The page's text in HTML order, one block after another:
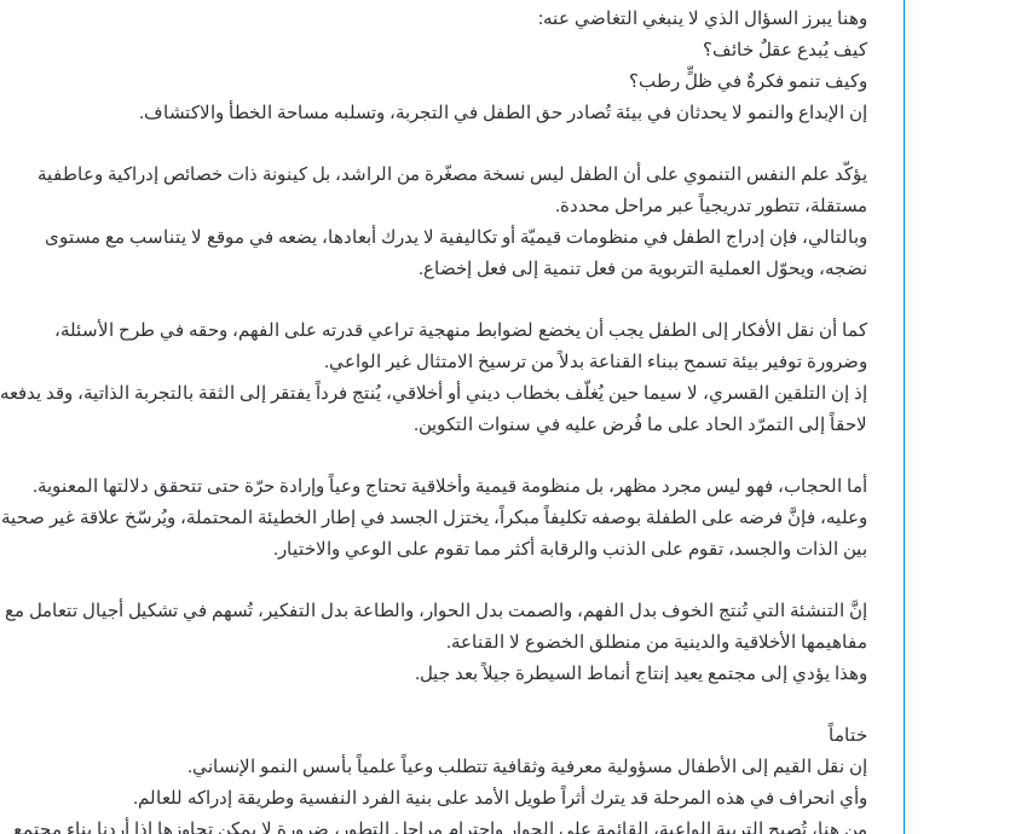
وهنا يبرز السؤال الذي لا ينبغي التغاضي عنه:
كيف يُبدع عقلٌ خائف؟
وكيف تنمو فكرةٌ في ظلٍّ رطب؟
إن الإبداع والنمو لا يحدثان في بيئة تُصادر حق الطفل في التجربة، وتسلبه مساحة الخطأ والاكتشاف.
يؤكّد علم النفس التنموي على أن الطفل ليس نسخة مصغّرة من الراشد، بل كينونة ذات خصائص إدراكية وعاطفية
مستقلة، تتطور تدريجياً عبر مراحل محددة.
وبالتالي، فإن إدراج الطفل في منظومات قيميّة أو تكاليفية لا يدرك أبعادها، يضعه في موقع لا يتناسب مع مستوى
نضجه، ويحوّل العملية التربوية من فعل تنمية إلى فعل إخضاع.
كما أن نقل الأفكار إلى الطفل يجب أن يخضع لضوابط منهجية تراعي قدرته على الفهم، وحقه في طرح الأسئلة،
وضرورة توفير بيئة تسمح ببناء القناعة بدلاً من ترسيخ الامتثال غير الواعي.
إذ إن التلقين القسري، لا سيما حين يُغلّف بخطاب ديني أو أخلاقي، يُنتج فرداً يفتقر إلى الثقة بالتجربة الذاتية، وقد يدفعه
لاحقاً إلى التمرّد الحاد على ما فُرض عليه في سنوات التكوين.
أما الحجاب، فهو ليس مجرد مظهر، بل منظومة قيمية وأخلاقية تحتاج وعياً وإرادة حرّة حتى تتحقق دلالتها المعنوية.
وعليه، فإنَّ فرضه على الطفلة بوصفه تكليفاً مبكراً، يختزل الجسد في إطار الخطيئة المحتملة، ويُرسّخ علاقة غير صحية
بين الذات والجسد، تقوم على الذنب والرقابة أكثر مما تقوم على الوعي والاختيار.
إنَّ التنشئة التي تُنتج الخوف بدل الفهم، والصمت بدل الحوار، والطاعة بدل التفكير، تُسهم في تشكيل أجيال تتعامل مع
مفاهيمها الأخلاقية والدينية من منطلق الخضوع لا القناعة.
وهذا يؤدي إلى مجتمع يعيد إنتاج أنماط السيطرة جيلاً بعد جيل.
ختاماً
إن نقل القيم إلى الأطفال مسؤولية معرفية وثقافية تتطلب وعياً علمياً بأسس النمو الإنساني.
وأي انحراف في هذه المرحلة قد يترك أثراً طويل الأمد على بنية الفرد النفسية وطريقة إدراكه للعالم.
من هنا، تُصبح التربية الواعية، القائمة على الحوار واحترام مراحل التطور، ضرورة لا يمكن تجاوزها إذا أردنا بناء مجتمع